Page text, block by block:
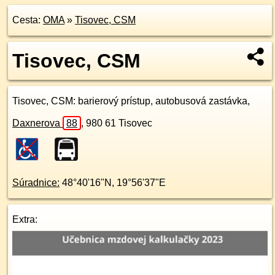
Cesta: OMA» Tisovec, CSM
Tisovec, CSM
Tisovec, CSM: barierový prístup, autobusová zastávka,
Daxnerova 88 , 980 61 Tisovec
Súradnice: 48°40'16"N , 19°56'37"E
Extra: